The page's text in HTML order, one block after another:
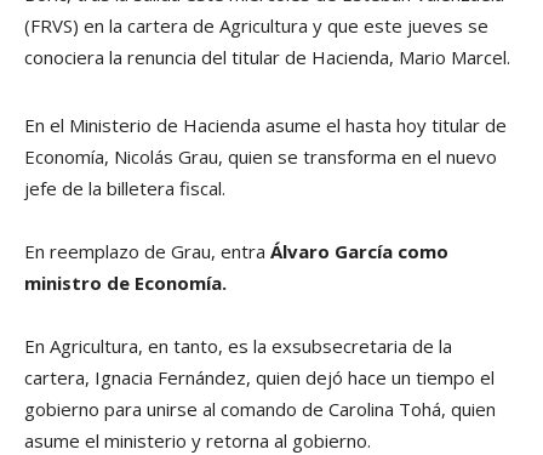
(FRVS) en la cartera de Agricultura y que este jueves se
conociera la renuncia del titular de Hacienda, Mario Marcel.
En el Ministerio de Hacienda asume el hasta hoy titular de
Economía, Nicolás Grau, quien se transforma en el nuevo
jefe de la billetera fiscal.
En reemplazo de Grau, entra Álvaro García como
ministro de Economía.
En Agricultura, en tanto, es la exsubsecretaria de la
cartera, Ignacia Fernández, quien dejó hace un tiempo el
gobierno para unirse al comando de Carolina Tohá, quien
asume el ministerio y retorna al gobierno.